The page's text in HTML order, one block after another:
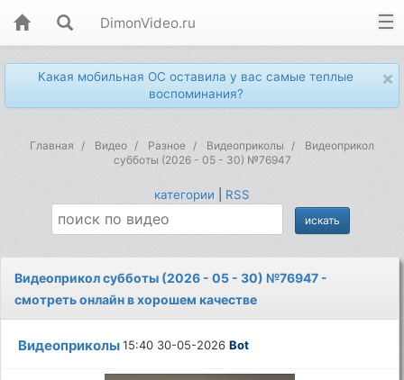
DimonVideo.ru
×
Какая мобильная ОС оставила у вас самые теплые
воспоминания?
Главная Видео Разное Видеоприколы
Видеоприкол
субботы (2026 - 05 - 30) №76947
категории RSS
Видеоприкол субботы (2026 - 05 - 30) №76947 -
смотреть онлайн в хорошем качестве
Видеоприколы15:40 30-05-2026Bot